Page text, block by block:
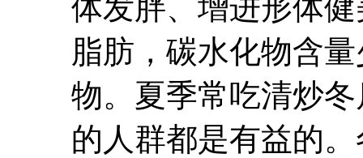
体发胖、增进形体
脂肪，碳水化物含
物。夏季常吃清炒
的人群都是有益的。